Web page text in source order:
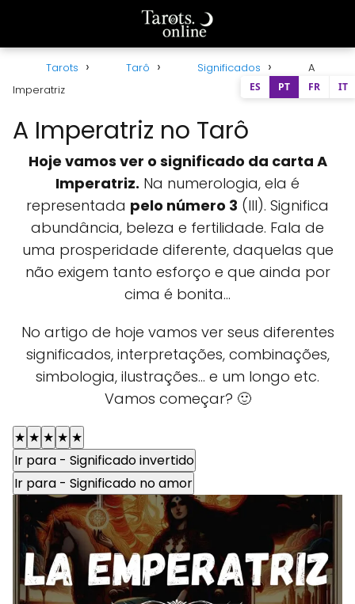
Tarots Tarô Significados
A
Imperatriz
A Imperatriz no Tarô
Hoje vamos ver o significado da carta A
Imperatriz. Na numerologia, ela é
representada pelo número 3 (III). Significa
abundância, beleza e fertilidade. Fala de
uma prosperidade diferente, daquelas que
não exigem tanto esforço e que ainda por
cima é bonita...
No artigo de hoje vamos ver seus diferentes
significados, interpretações, combinações,
simbologia, ilustrações... e um longo etc.
Vamos começar? 🙂
★ ★ ★ ★ ★
Ir para - Significado invertido
Ir para - Significado no amor
ES PT FR IT